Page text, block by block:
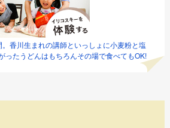
香川生まれの講師といっしょに小麦粉と塩
ったうどんはもちろんその場で食べてもOK!